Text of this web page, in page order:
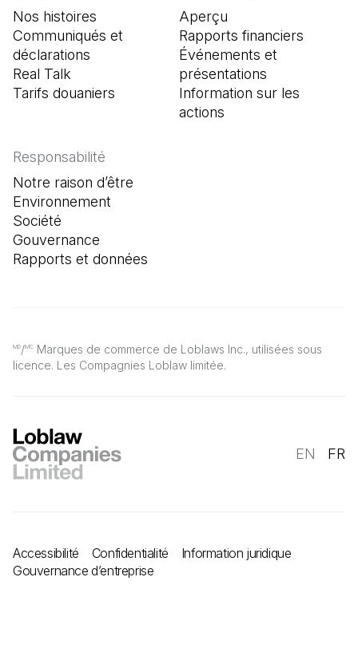
MD/MC Marques de commerce de Loblaws Inc., utilisées sous
licence. Les Compagnies Loblaw limitée.
Nos histoires
Communiqués et
déclarations
Real Talk
Tarifs douaniers
Aperçu
Rapports financiers
Événements et
présentations
Information sur les
actions
Responsabilité
Notre raison d’être
Environnement
Société
Gouvernance
Rapports et données
EN FR
Accessibilité Confidentialité
Information juridique
Gouvernance d’entreprise